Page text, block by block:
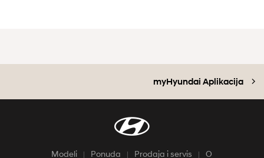
myHyundai Aplikacija
Modeli Ponuda Prodaja i servis
O